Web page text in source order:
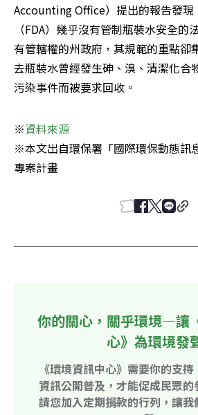
Accounting Office）提出的報告發現
（FDA）幾乎沒有管制瓶裝水安全的
有管轄權的州政府，其規範的重點卻
去瓶裝水曾經發生砷、溴、清潔化合
污染事件而被要求回收。
※資料來源
※本文出自環保署「國際環保動態訊
專案計畫
你的關心，關乎環境—讓
心》為環境發
《環境資訊中心》需要你的支
資訊公開普及，才能促成民眾
請您加入定期捐款的行列，讓